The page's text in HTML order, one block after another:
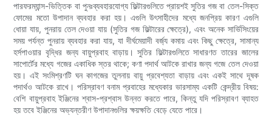
পারফরম্যান্স-ভিত্তিক বা পুনঃব্যবহারযোগ্য ফিল্টারগুলিতে প্রায়শই সুতির গজ বা তেল-সিক্ত
ফোমের মতো উপাদান ব্যবহার করা হয়। এগুলি উৎসাহীদের মধ্যে জনপ্রিয় কারণ এগুলি
ধোয়া যায়, পুনরায় তেল দেওয়া যায় (সুতির গজ ফিল্টারের ক্ষেত্রে), এবং অনেক সার্ভিসিংয়ের
সময় পর্যন্ত পুনরায় ব্যবহার করা যায়, যা দীর্ঘমেয়াদী বর্জ্য কমায় এবং কিছু ক্ষেত্রে, সামান্য
হর্সপাওয়ার বৃদ্ধির জন্য বায়ুপ্রবাহ বাড়ায়। সুতির ফিল্টারগুলিতে সাধারণত তারের জালের
সাপোর্টের মধ্যে গজের একাধিক স্তর থাকে; কণা পদার্থ আটকে রাখার জন্য গজে তেল দেওয়া
হয়। এই সংমিশ্রণটি ঘন কাগজের তুলনায় বায়ু প্রবেশ্যতা বাড়ায় এবং একই সাথে দূষক
পদার্থও আটকে রাখে। পরিস্রাবণ বনাম প্রবাহের মধ্যেকার ভারসাম্য একটি কেন্দ্রীয় বিষয়:
বেশি বায়ুপ্রবাহ ইঞ্জিনের শ্বাস-প্রশ্বাস উন্নত করতে পারে, কিন্তু যদি পরিস্রাবণ ব্যাহত
হয় তবে ইঞ্জিনের অভ্যন্তরীণ উপাদানগুলির ক্ষয়ক্ষতি বেড়ে যেতে পারে।